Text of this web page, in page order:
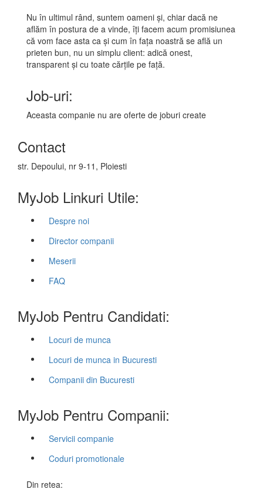
Nu în ultimul rând, suntem oameni și, chiar dacă ne
aflăm în postura de a vinde, îți facem acum promisiunea
că vom face asta ca și cum în fața noastră se află un
prieten bun, nu un simplu client: adică onest,
transparent și cu toate cărțile pe față.
Job-uri:
Aceasta companie nu are oferte de joburi create
Contact
str. Depoului, nr 9-11, Ploiesti
MyJob Linkuri Utile:
Despre noi
Director companii
Meserii
FAQ
MyJob Pentru Candidati:
Locuri de munca
Locuri de munca in Bucuresti
Companii din Bucuresti
MyJob Pentru Companii:
Servicii companie
Coduri promotionale
Din retea: